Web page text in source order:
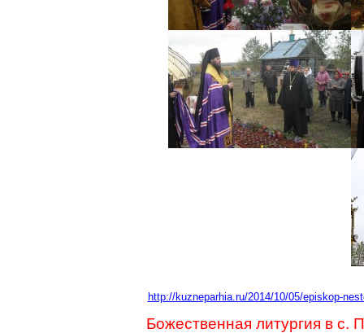
http://kuzneparhia.ru/2014/10/05/episkop-
Божественная литургия в с.